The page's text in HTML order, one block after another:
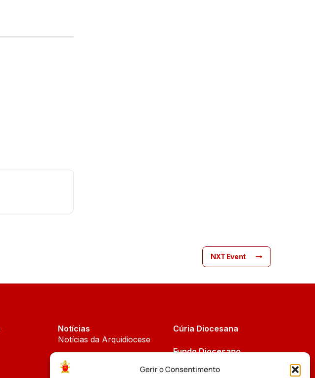
Gerir o Consentimento
NXT Event
Notícias
Notícias da Arquidiocese
Notícias Cáritas
Cúria Diocesana
Fundo Diocesano
Tribunal Eclesiástico